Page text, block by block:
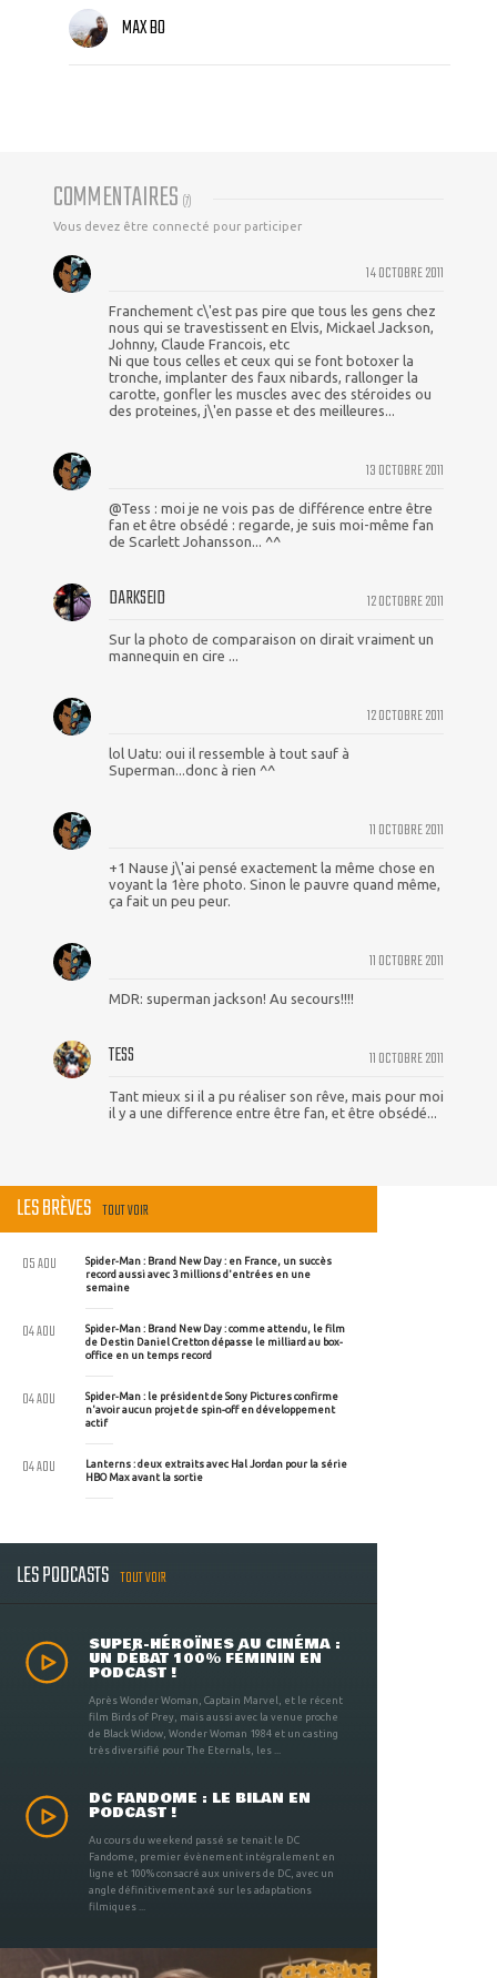
MAX BO
COMMENTAIRES (7)
Vous devez être connecté pour participer
14 OCTOBRE 2011
Franchement c\'est pas pire que tous les gens chez
nous qui se travestissent en Elvis, Mickael Jackson,
Johnny, Claude Francois, etc
Ni que tous celles et ceux qui se font botoxer la
tronche, implanter des faux nibards, rallonger la
carotte, gonfler les muscles avec des stéroides ou
des proteines, j\'en passe et des meilleures...
13 OCTOBRE 2011
@Tess : moi je ne vois pas de différence entre être
fan et être obsédé : regarde, je suis moi-même fan
de Scarlett Johansson... ^^
12 OCTOBRE 2011
DARKSEID
Sur la photo de comparaison on dirait vraiment un
mannequin en cire ...
12 OCTOBRE 2011
lol Uatu: oui il ressemble à tout sauf à
Superman...donc à rien ^^
11 OCTOBRE 2011
+1 Nause j\'ai pensé exactement la même chose en
voyant la 1ère photo. Sinon le pauvre quand même,
ça fait un peu peur.
11 OCTOBRE 2011
MDR: superman jackson! Au secours!!!!
11 OCTOBRE 2011
TESS
Tant mieux si il a pu réaliser son rêve, mais pour moi
il y a une difference entre être fan, et être obsédé...
LES BRÈVES TOUT VOIR
Spider-Man : Brand New Day : en France, un succès
record aussi avec 3 millions d'entrées en une
semaine
05 AOU
Spider-Man : Brand New Day : comme attendu, le film
de Destin Daniel Cretton dépasse le milliard au box-
office en un temps record
04 AOU
Spider-Man : le président de Sony Pictures confirme
n'avoir aucun projet de spin-off en développement
actif
04 AOU
Lanterns : deux extraits avec Hal Jordan pour la série
HBO Max avant la sortie
04 AOU
LES PODCASTS TOUT VOIR
SUPER-HÉROÏNES AU CINÉMA :
UN DÉBAT 100% FÉMININ EN
PODCAST !
Après Wonder Woman, Captain Marvel, et le récent
film Birds of Prey, mais aussi avec la venue proche
de Black Widow, Wonder Woman 1984 et un casting
très diversifié pour The Eternals, les ...
DC FANDOME : LE BILAN EN
PODCAST !
Au cours du weekend passé se tenait le DC
Fandome, premier évènement intégralement en
ligne et 100% consacré aux univers de DC, avec un
angle définitivement axé sur les adaptations
filmiques ...